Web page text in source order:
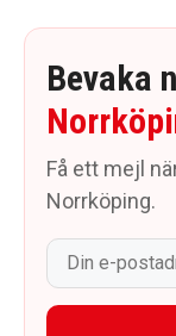
Bevaka
Få ett mejl
Norrköping.